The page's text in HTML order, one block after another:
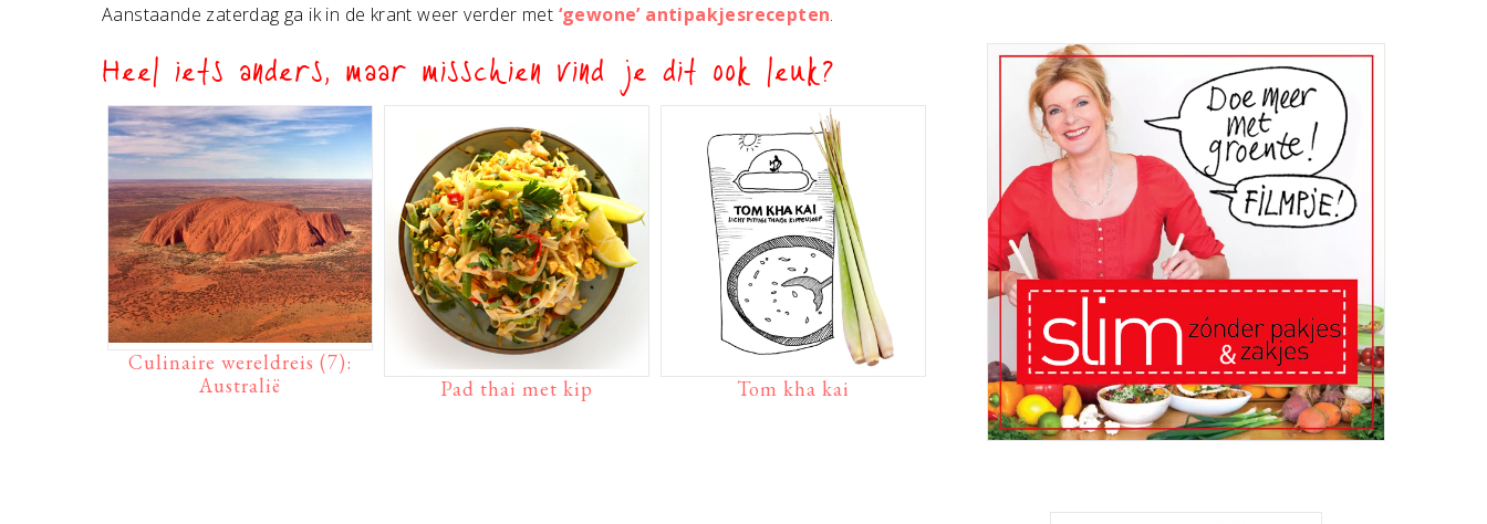
Aanstaande zaterdag ga ik in de krant weer verder met ‘gewone’ antipakjesrecepten.
Heel iets anders, maar misschien vind je dit ook leuk?
Culinaire wereldreis (7):
Australië
Pad thai met kip Tom kha kai